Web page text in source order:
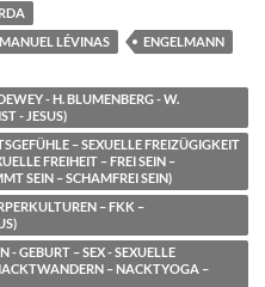
LÉVINAS
ENGELMANN
- H. BLUMENBERG - W.
- JESUS)
– SEXUELLE FREIZÜGIGKEIT
FREIHEIT – FREI SEIN –
SEIN – SCHAMFREI SEIN)
– FKK –
- GEBURT – SEX - SEXUELLE
– NACKTYOGA –